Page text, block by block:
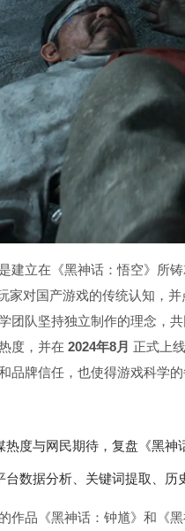
建立在《黑神话：悟空》所
家对国产游戏的传统认知，
团队坚持独立制作的理念，
度，并在 2024年8月 正式上
品牌信任，也使得游戏科学
度与网民期待，复盘《黑
数据分析、关键词提取、历
作品《黑神话：钟馗》和《